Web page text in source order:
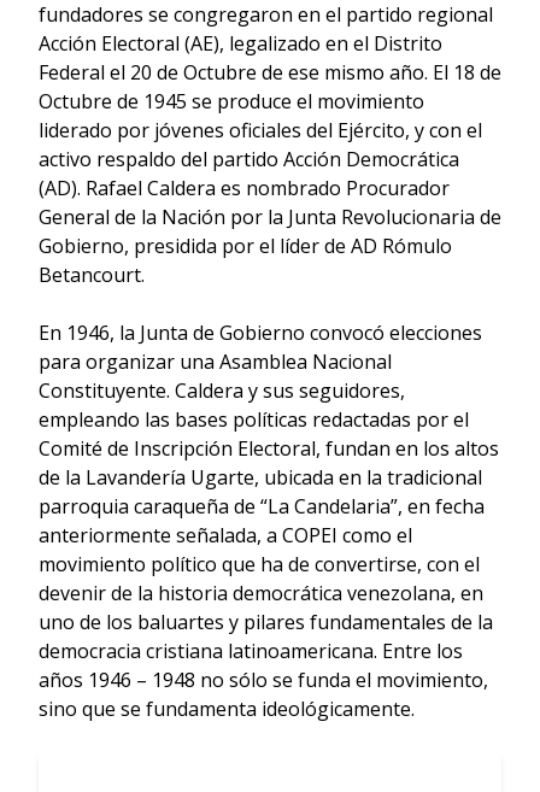
fundadores se congregaron en el partido regional
Acción Electoral (AE), legalizado en el Distrito
Federal el 20 de Octubre de ese mismo año. El 18 de
Octubre de 1945 se produce el movimiento
liderado por jóvenes oficiales del Ejército, y con el
activo respaldo del partido Acción Democrática
(AD). Rafael Caldera es nombrado Procurador
General de la Nación por la Junta Revolucionaria de
Gobierno, presidida por el líder de AD Rómulo
Betancourt.
En 1946, la Junta de Gobierno convocó elecciones
para organizar una Asamblea Nacional
Constituyente. Caldera y sus seguidores,
empleando las bases políticas redactadas por el
Comité de Inscripción Electoral, fundan en los altos
de la Lavandería Ugarte, ubicada en la tradicional
parroquia caraqueña de “La Candelaria”, en fecha
anteriormente señalada, a COPEI como el
movimiento político que ha de convertirse, con el
devenir de la historia democrática venezolana, en
uno de los baluartes y pilares fundamentales de la
democracia cristiana latinoamericana. Entre los
años 1946 – 1948 no sólo se funda el movimiento,
sino que se fundamenta ideológicamente.